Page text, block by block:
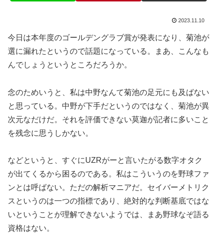
2023.11.10
今日は本年度のゴールデングラブ賞が発表になり、菊池が
選に漏れたというので話題になっている。まあ、こんなも
んでしょうというところだろうか。
念のためいうと、私は中野なんて菊池の足元にも及ばない
と思っている。中野が下手だというのではなく、菊池が異
次元なだけだ。それを評価できない莫迦が記者に多いこと
を残念に思うしかない。
などというと、すぐにUZRがーと言いたがる数字オタク
が出てくるから困るのである。私はこういうのを野球ファ
ンとは呼ばない。ただの解析マニアだ。セイバーメトリク
スというのは一つの指標であり、絶対的な判断基底ではな
いということが理解できないようでは、まあ野球なぞ語る
資格はない。